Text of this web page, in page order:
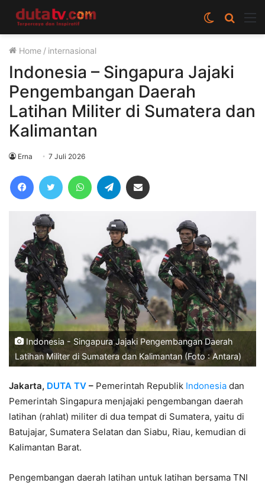
Cari
berita
Switch
skin
Home / internasional
Indonesia – Singapura Jajaki
Pengembangan Daerah
Latihan Militer di Sumatera dan
Kalimantan
Erna 7 Juli 2026
FacebookTwitter WhatsAppTelegram
Indonesia - Singapura Jajaki Pengembangan Daerah
Latihan Militer di Sumatera dan Kalimantan (Foto : Antara)
Jakarta, DUTA TV – Pemerintah Republik Indonesia dan
Pemerintah Singapura menjajaki pengembangan daerah
latihan (rahlat) militer di dua tempat di Sumatera, yaitu di
Batujajar, Sumatera Selatan dan Siabu, Riau, kemudian di
Kalimantan Barat.
Pengembangan daerah latihan untuk latihan bersama TNI